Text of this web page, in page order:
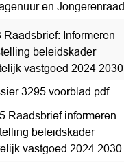
en Jongerenraad
Raadsbrief: Informeren
beleidskader
vastgoed 2024 2030
3295 voorblad.pdf
Raadsbrief informeren
beleidskader
vastgoed 2024 2030